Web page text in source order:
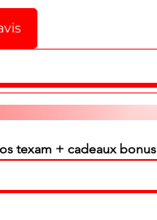
texam + cadeaux bonus